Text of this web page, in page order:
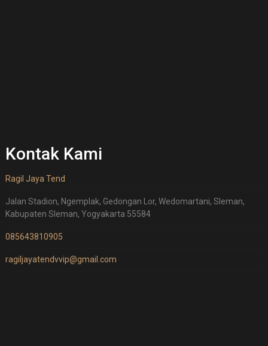
Kontak Kami
Ragil Jaya Tend
Jalan Stadion, Ngemplak, Gedongan Lor, Wedomartani, Sleman,
Kabupaten Sleman, Yogyakarta 55584
085643810905
ragiljayatendvvip@gmail.com